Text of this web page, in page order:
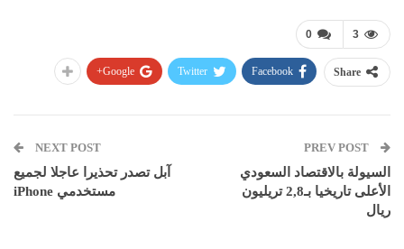
0 3
Share
Facebook
Twitter
Google+
السيولة بالاقتصاد السعودي
الأعلى تاريخيا بـ2,8 تريليون
ريال
NEXT POST
آبل تصدر تحذيرا عاجلا لجميع
مستخدمي iPhone